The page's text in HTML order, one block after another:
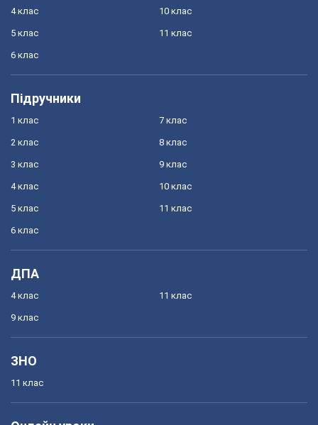
4 клас
5 клас
6 клас
10 клас
11 клас
Підручники
1 клас
2 клас
3 клас
4 клас
5 клас
6 клас
7 клас
8 клас
9 клас
10 клас
11 клас
ДПА
4 клас
9 клас
11 клас
ЗНО
11 клас